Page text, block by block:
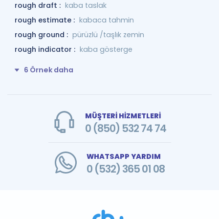
rough draft : kaba taslak
rough estimate : kabaca tahmin
rough ground : pürüzlü /taşlık zemin
rough indicator : kaba gösterge
6 Örnek daha
MÜŞTERİ HİZMETLERİ
0 (850) 532 74 74
WHATSAPP YARDIM
0 (532) 365 01 08